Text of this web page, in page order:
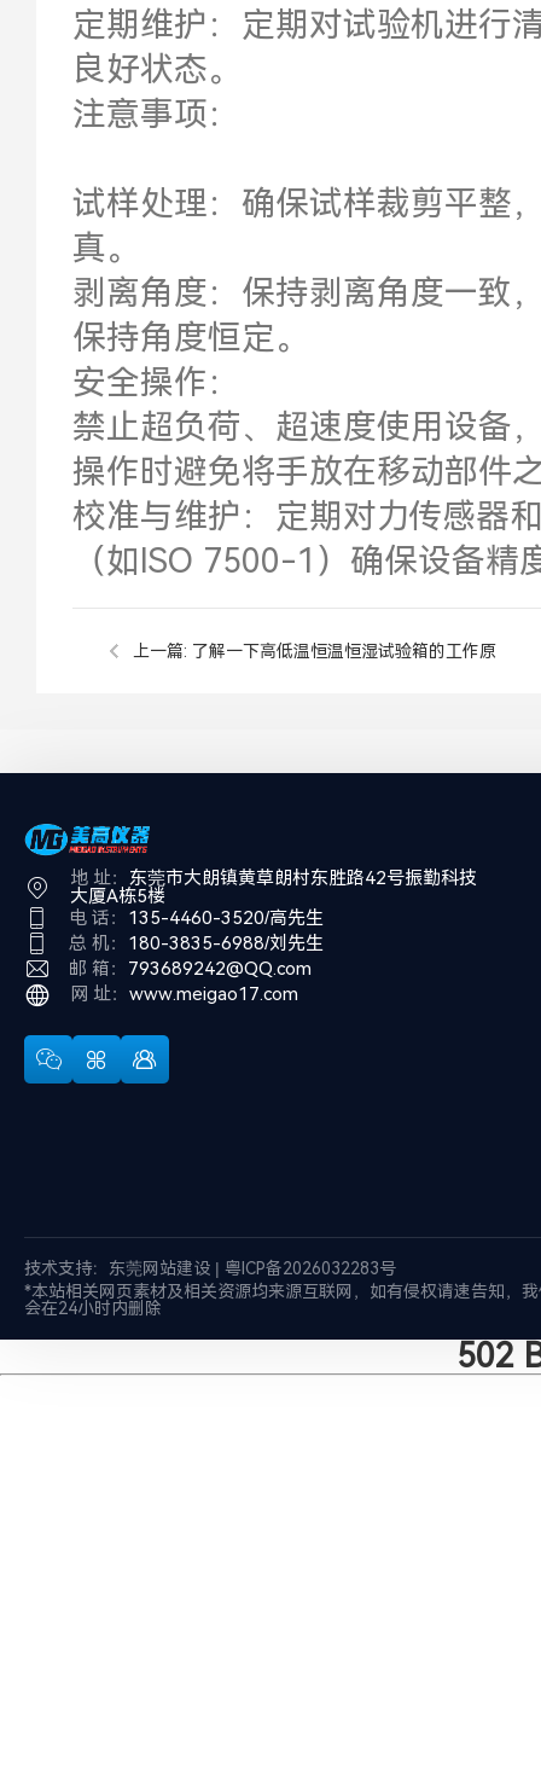
定期维护：定期对试验机进行
良好状态。
注意事项：
试样处理：确保试样裁剪平整
真。
剥离角度：保持剥离角度一致
保持角度恒定。
安全操作：
禁止超负荷、超速度使用设备
操作时避免将手放在移动部件
校准与维护：定期对力传感器
（如ISO 7500-1）确保设备精
上一篇: 了解一下高低温恒温恒湿试验箱的工作原
地 址： 东莞市大朗镇黄草朗村东胜路42号振勤科技
大厦A栋5楼
电 话： 135-4460-3520/高先生
总 机： 180-3835-6988/刘先生
邮 箱： 793689242@QQ.com
网 址： www.meigao17.com
技术支持： 东莞网站建设| 粤ICP备2026032283号
*本站相关网页素材及相关资源均来源互联网，如有侵权请速告知，
会在24小时内删除
502